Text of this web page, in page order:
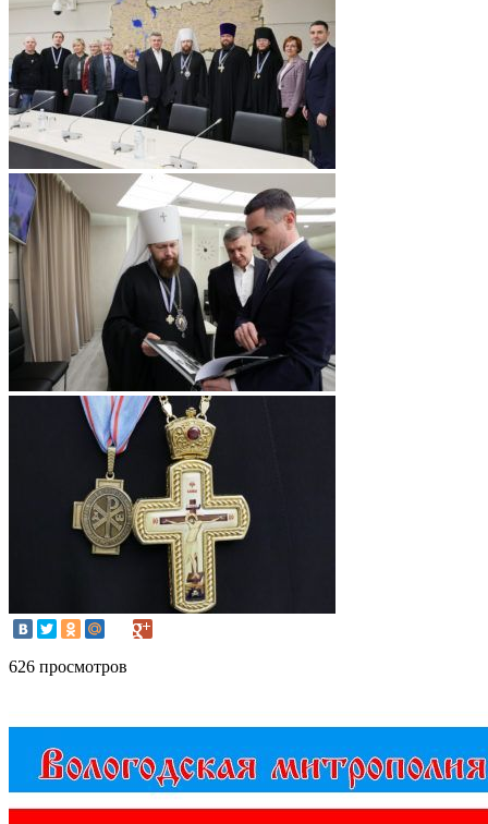
626 просмотров